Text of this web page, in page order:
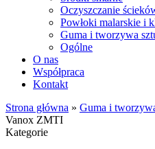
Oczyszczanie
Powłoki malarskie i
Guma i tworzywa
Ogólne
O nas
Współpraca
Kontakt
Strona główna » Guma i
Vanox ZMTI
Kategorie